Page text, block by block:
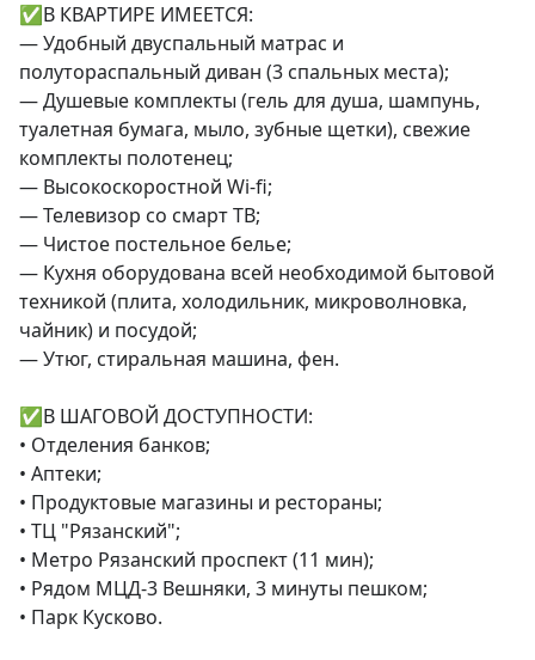
✅В КВАРТИРЕ ИМЕЕТСЯ:
— Удобный двуспальный матрас и
полутораспальный диван (3 спальных места);
— Душевые комплекты (гель для душа, шампунь,
туалетная бумага, мыло, зубные щетки), свежие
комплекты полотенец;
— Высокоскоростной Wi-fi;
— Телевизор со смарт ТВ;
— Чистое постельное белье;
— Кухня оборудована всей необходимой бытовой
техникой (плита, холодильник, микроволновка,
чайник) и посудой;
— Утюг, стиральная машина, фен.
✅В ШАГОВОЙ ДОСТУПНОСТИ:
• Отделения банков;
• Аптеки;
• Продуктовые магазины и рестораны;
• ТЦ "Рязанский";
• Метро Рязанский проспект (11 мин);
• Рядом МЦД-3 Вешняки, 3 минуты пешком;
• Парк Кусково.